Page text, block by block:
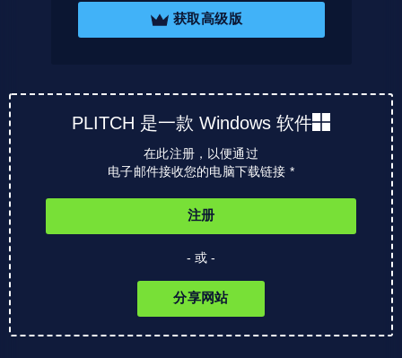
获取高级版
PLITCH 是一款 Windows 软件
在此注册，以便通过
电子邮件接收您的电脑下载链接 *
注册
- 或 -
分享网站